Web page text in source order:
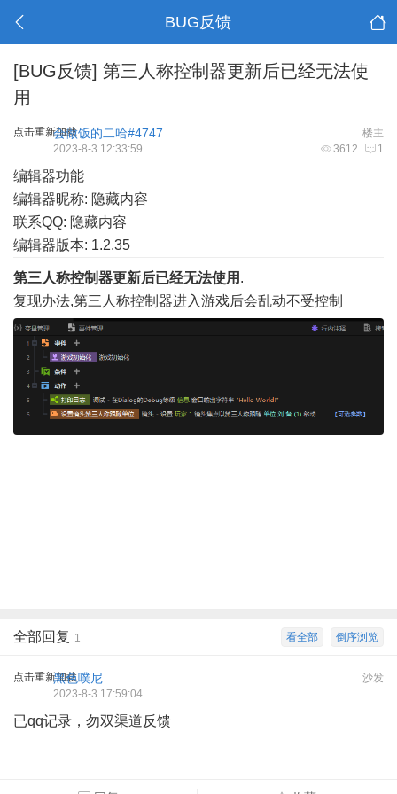
BUG反馈
[BUG反馈] 第三人称控制器更新后已经无法使
用
点击重新加载 楼主
会做饭的二哈#4747
3612 1
2023-8-3 12:33:59
编辑器功能
编辑器昵称: 隐藏内容
联系QQ: 隐藏内容
编辑器版本: 1.2.35
第三人称控制器更新后已经无法使用 .
复现办法,第三人称控制器进入游戏后会乱动不受控制
倒序浏览
看全部
全部回复 1
点击重新加载 沙发
黑色噗尼
2023-8-3 17:59:04
已qq记录，勿双渠道反馈